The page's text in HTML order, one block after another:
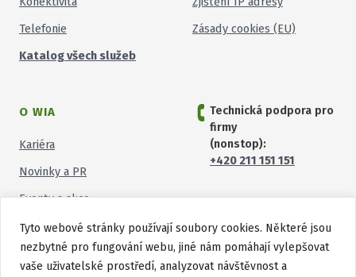
Tyto webové stránky používají soubory cookies. Některé jsou
nezbytné pro fungování webu, jiné nám pomáhají vylepšovat
vaše uživatelské prostředí, analyzovat návštěvnost a
Telefonie
Katalog všech služeb
Zásady cookies (EU)
O WIA
Kariéra
Novinky a PR
Eventy a akce
Technická podpora pro
firmy
(nonstop):
+420 211 151 151